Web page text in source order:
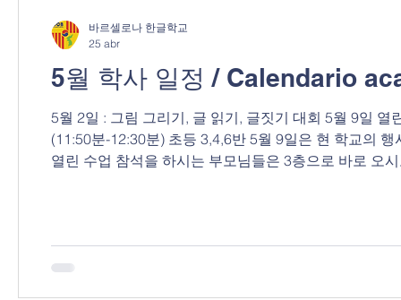
5월 학사 일정 / Calendario
5월 2일 : 그림 그리기, 글 읽기, 글짓기 대회 5월 9일
(11:50분-12:30분) 초등 3,4,6반 5월 9일은 현 학교의
열린 수업 참석을 하시는 부모님들은 3층으로 바로 오
바르셀로나 한글학교
25 abr